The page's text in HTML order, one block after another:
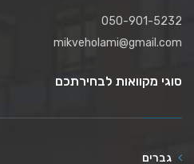
050-901-5232
mikveholami@gmail.com
סוגי מקוואות לבחירתכם
גברים